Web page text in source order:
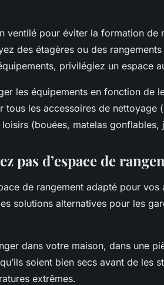
ventilé pour éviter la formation de
des étagères ou des
privilégiez un espace
les équipements en fonction de
tous les accessoires de nettoyage
(bouées, matelas gonflables,
pas d’espace de
de rangement adapté pour vos
solutions alternatives pour les
dans votre maison, dans une
soient bien secs avant de les
extrêmes.